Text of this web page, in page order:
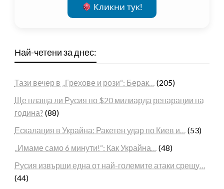
Кликни тук!
Най-четени за днес:
Тази вечер в „Грехове и рози“: Берак… (205)
Ще плаща ли Русия по $20 милиарда репарации на
година? (88)
Ескалация в Украйна: Ракетен удар по Киев и… (53)
„Имаме само 6 минути!“: Как Украйна… (48)
Русия извърши една от най-големите атаки срещу…
(44)